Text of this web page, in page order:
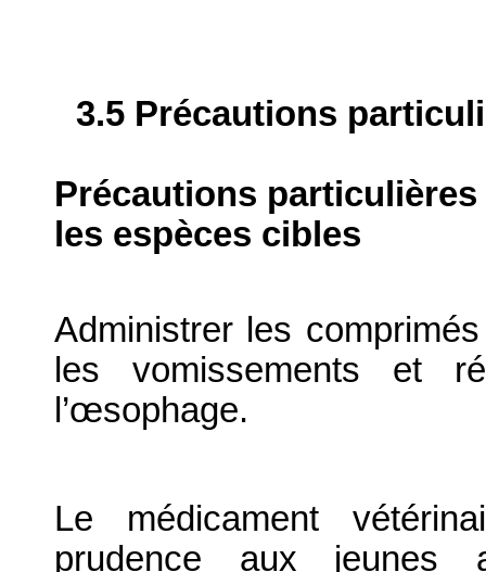
3.5 Précautions
Précautions
les espèces cibles
Administrer les
les vomissements et
l’œsophage.
Le médicament
prudence aux jeunes